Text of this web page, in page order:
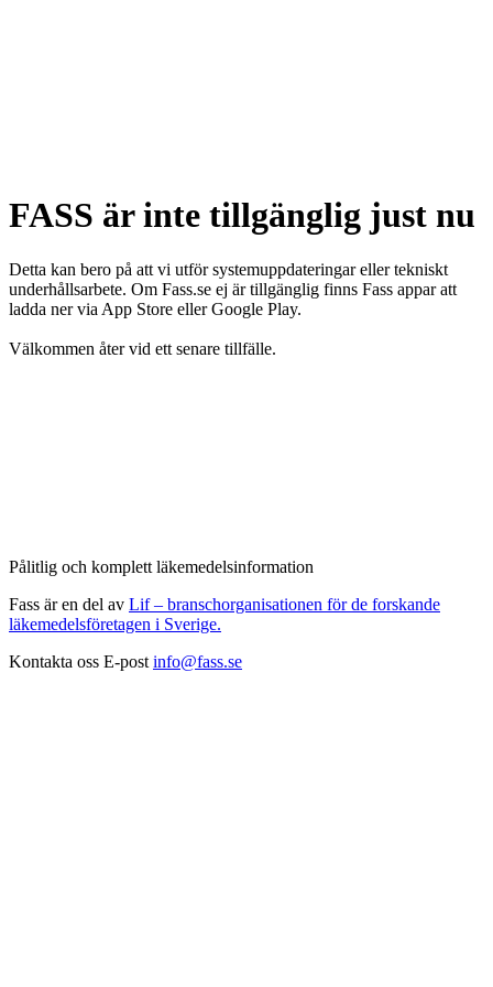
FASS är inte tillgänglig just nu
Detta kan bero på att vi utför systemuppdateringar eller tekniskt
underhållsarbete. Om Fass.se ej är tillgänglig finns Fass appar att
ladda ner via App Store eller Google Play.
Välkommen åter vid ett senare tillfälle.
Pålitlig och komplett läkemedelsinformation
Fass är en del av Lif – branschorganisationen för de forskande
läkemedelsföretagen i Sverige.
Kontakta oss E-post info@fass.se